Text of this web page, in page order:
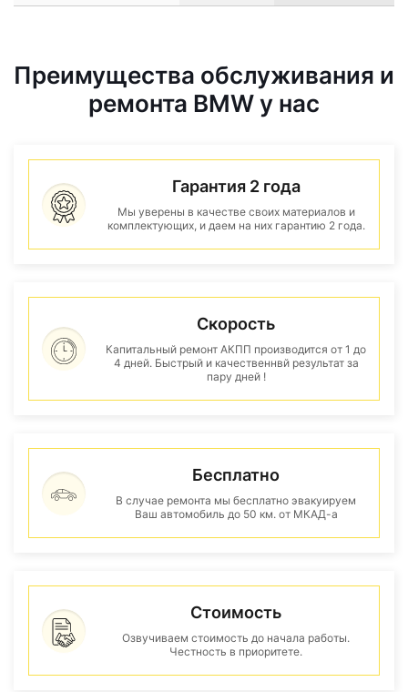
Преимущества обслуживания и
ремонта BMW у нас
Гарантия 2 года
Мы уверены в качестве своих материалов и
комплектующих, и даем на них гарантию 2 года.
Скорость
Капитальный ремонт АКПП производится от 1 до
4 дней. Быстрый и качественнвй результат за
пару дней !
Бесплатно
В случае ремонта мы бесплатно эвакуируем
Ваш автомобиль до 50 км. от МКАД-а
Стоимость
Озвучиваем стоимость до начала работы.
Честность в приоритете.